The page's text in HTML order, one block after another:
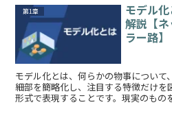
第1章
モデル
解説【
ラー路】
モデル化とは、何らかの物事につい
細部を簡略化し、注目する特徴だけを
形式で表現することです。現実のもの